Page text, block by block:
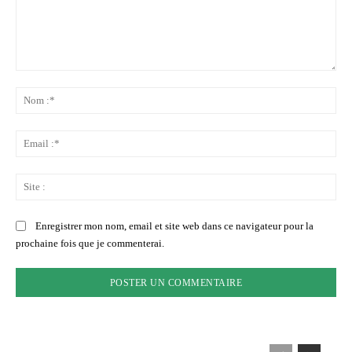
Enregistrer mon nom, email et site web dans ce navigateur pour la
prochaine fois que je commenterai.